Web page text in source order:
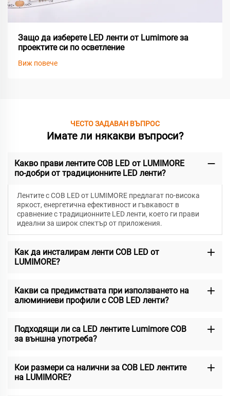
Защо да изберете LED ленти от Lumimore за
проектите си по осветление
Виж повече
ЧЕСТО ЗАДАВАН ВЪПРОС
Имате ли някакви въпроси?
Какво прави лентите COB LED от LUMIMORE
по-добри от традиционните LED ленти?
Лентите с COB LED от LUMIMORE предлагат по-висока
яркост, енергетична ефективност и гъвкавост в
сравнение с традиционните LED ленти, което ги прави
идеални за широк спектър от приложения.
Как да инсталирам ленти COB LED от
LUMIMORE?
Какви са предимствата при използването на
алюминиеви профили с COB LED ленти?
Подходящи ли са LED лентите Lumimore COB
за външна употреба?
Кои размери са налични за COB LED лентите
на LUMIMORE?